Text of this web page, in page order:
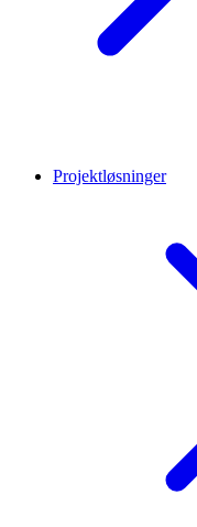
Projektløsninger